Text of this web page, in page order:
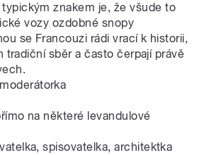
znakem je, že všude to
vozy ozdobné snopy
se Francouzi rádi vrací k historii,
tradiční sběr a často čerpají právě
na některé levandulové
spisovatelka, architektka